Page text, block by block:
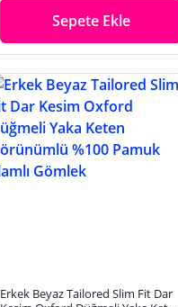
Sepete Ekle
Erkek Beyaz Tailored Slim Fit Dar